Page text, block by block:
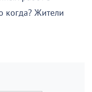
когда? Жители